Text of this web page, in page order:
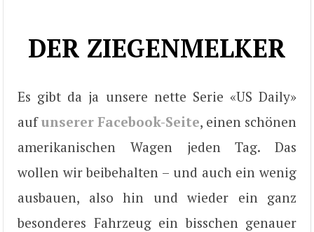
DER ZIEGENMELKER
Es gibt da ja unsere nette Serie «US Daily»
aufunserer Facebook-Seite, einen schönen
amerikanischen Wagen jeden Tag. Das
wollen wir beibehalten – und auch ein wenig
ausbauen, also hin und wieder ein ganz
besonderes Fahrzeug ein bisschen genauer